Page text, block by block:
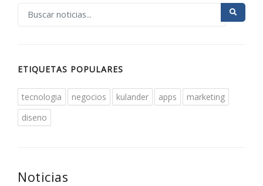
ETIQUETAS POPULARES
tecnologia negocios kulander apps
marketing
diseno
Noticias